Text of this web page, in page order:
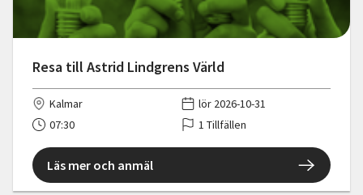
Resa till Astrid Lindgrens Värld
Kalmar
lör 2026-10-31
07:30
1 Tillfällen
Läs mer och anmäl